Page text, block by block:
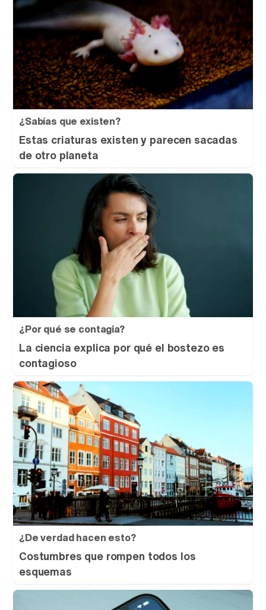
¿Sabías que existen?
Estas criaturas existen y parecen sacadas
de otro planeta
¿Por qué se contagia?
La ciencia explica por qué el bostezo es
contagioso
¿De verdad hacen esto?
Costumbres que rompen todos los
esquemas